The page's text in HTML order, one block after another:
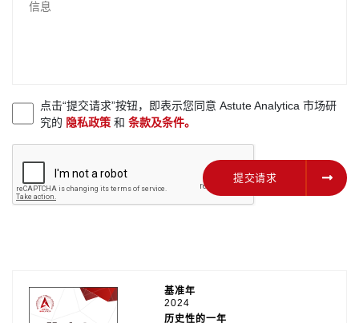
点击“提交请求”按钮，即表示您同意 Astute Analytica 市场研
究的 隐私政策 和条款及条件。
提交请求
基准年
2024
历史性的一年